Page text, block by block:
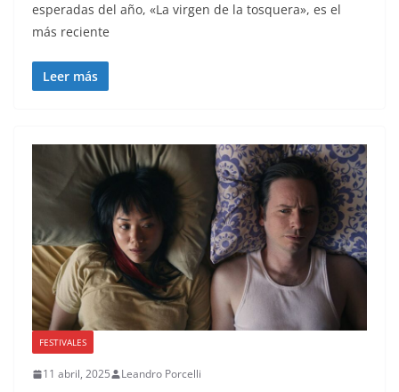
esperadas del año, «La virgen de la tosquera», es el
más reciente
Leer más
FESTIVALES
11 abril, 2025 Leandro Porcelli